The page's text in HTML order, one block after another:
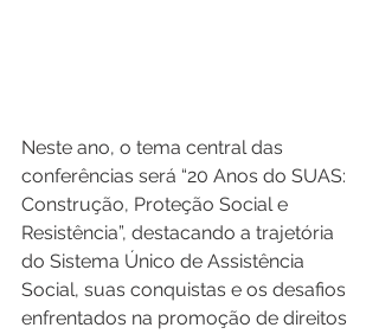
Neste ano, o tema central das
conferências será “20 Anos do SUAS:
Construção, Proteção Social e
Resistência”, destacando a trajetória
do Sistema Único de Assistência
Social, suas conquistas e os desafios
enfrentados na promoção de direitos